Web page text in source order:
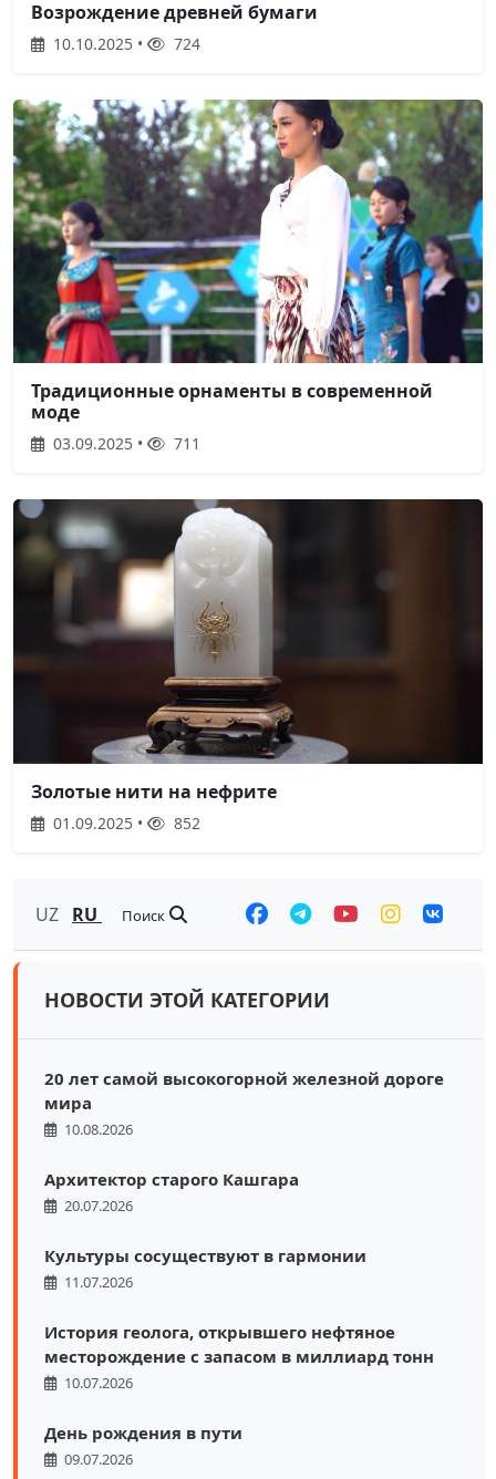
Возрождение древней бумаги
10.10.2025 • 724
Традиционные орнаменты в современной
моде
03.09.2025 • 711
Золотые нити на нефрите
01.09.2025 • 852
UZ RU Поиск
НОВОСТИ ЭТОЙ КАТЕГОРИИ
20 лет самой высокогорной железной дороге
мира
10.08.2026
Архитектор старого Кашгара
20.07.2026
Культуры сосуществуют в гармонии
11.07.2026
История геолога, открывшего нефтяное
месторождение с запасом в миллиард тонн
10.07.2026
День рождения в пути
09.07.2026